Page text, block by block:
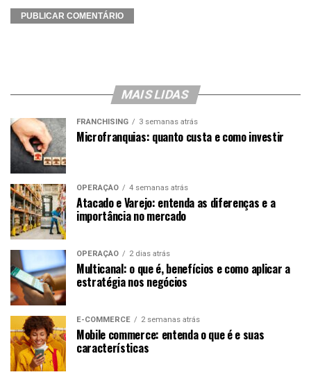
MAIS LIDAS
FRANCHISING 3 semanas atrás
Microfranquias: quanto custa e como investir
OPERAÇÃO 4 semanas atrás
Atacado e Varejo: entenda as diferenças e a
importância no mercado
OPERAÇÃO 2 dias atrás
Multicanal: o que é, benefícios e como aplicar a
estratégia nos negócios
E-COMMERCE 2 semanas atrás
Mobile commerce: entenda o que é e suas
características